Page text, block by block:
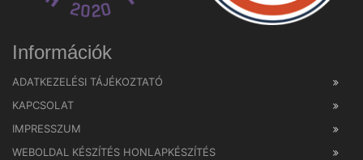
Információk
ADATKEZELÉSI TÁJÉKOZTATÓ
KAPCSOLAT
IMPRESSZUM
WEBOLDAL KÉSZÍTÉS HONLAPKÉSZÍTÉS